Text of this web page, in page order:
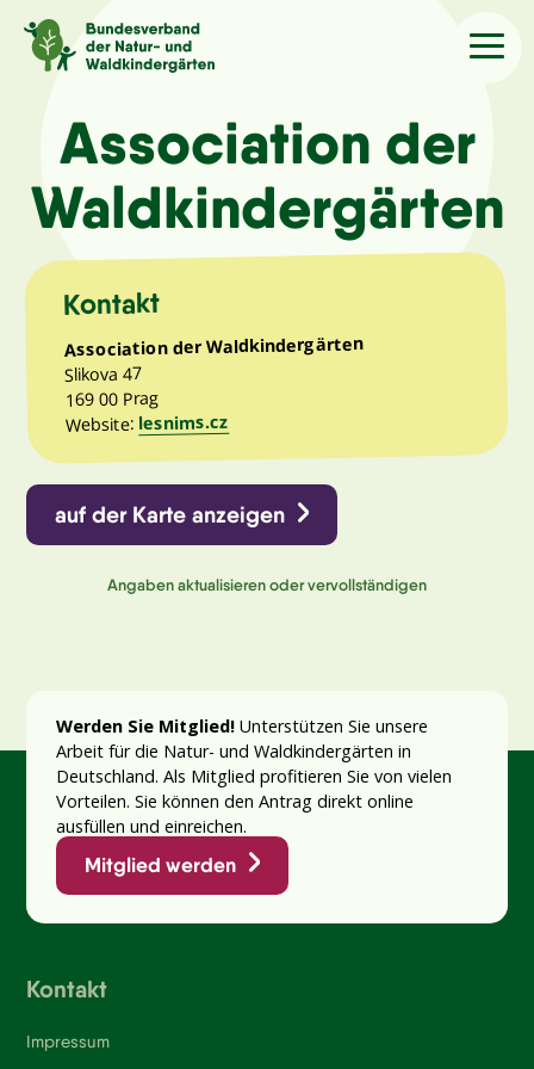
Sprache/Language
Aktuelles
Über uns
Kindergärten
Angebote
Kontakt
Association der
Waldkindergärten
Kontakt
Association der Waldkindergärten
Slikova 47
169 00 Prag
Website: lesnims.cz
auf der Karte anzeigen
Angaben aktualisieren oder vervollständigen
Werden Sie Mitglied!Unterstützen Sie unsere
Arbeit für die Natur- und Waldkindergärten in
Deutschland. Als Mitglied profitieren Sie von vielen
Vorteilen. Sie können den Antrag direkt online
ausfüllen und einreichen.
Mitglied werden
Kontakt
Impressum